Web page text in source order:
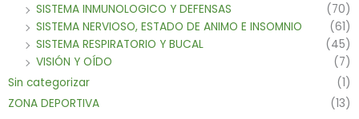
SISTEMA INMUNOLOGICO Y DEFENSAS
(70)
SISTEMA NERVIOSO, ESTADO DE ANIMO E INSOMNIO
(61)
SISTEMA RESPIRATORIO Y BUCAL
(45)
VISIÓN Y OÍDO
(7)
Sin categorizar
(1)
ZONA DEPORTIVA
(13)